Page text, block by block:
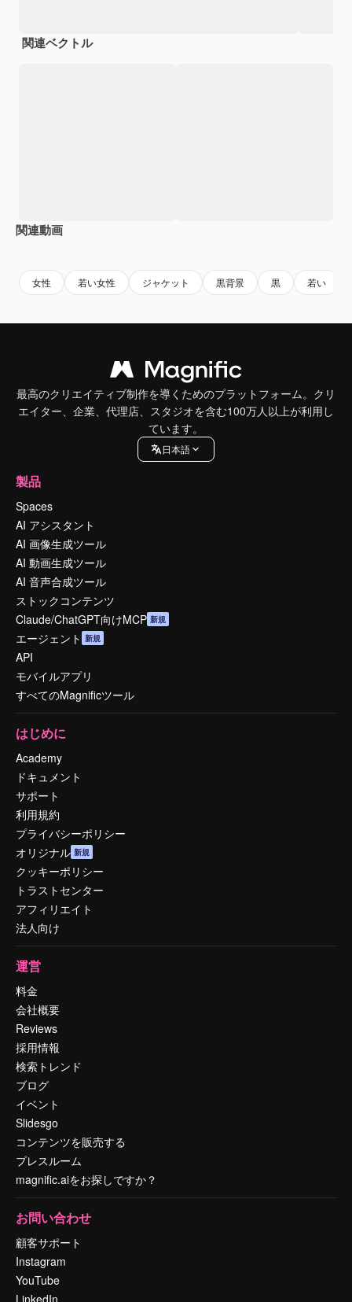
関連ベクトル
関連動画
女性 若い女性 ジャケット 黒背景 黒 若い
最高のクリエイティブ制作を導くためのプラットフォーム。クリ
エイター、企業、代理店、スタジオを含む100万人以上が利用し
ています。
日本語
製品
Spaces
AI アシスタント
AI 画像生成ツール
AI 動画生成ツール
AI 音声合成ツール
ストックコンテンツ
Claude/ChatGPT向けMCP 新規
エージェント 新規
API
モバイルアプリ
すべてのMagnificツール
はじめに
Academy
ドキュメント
サポート
利用規約
プライバシーポリシー
オリジナル 新規
クッキーポリシー
トラストセンター
アフィリエイト
法人向け
運営
料金
会社概要
Reviews
採用情報
検索トレンド
ブログ
イベント
Slidesgo
コンテンツを販売する
プレスルーム
magnific.aiをお探しですか？
お問い合わせ
顧客サポート
Instagram
YouTube
LinkedIn